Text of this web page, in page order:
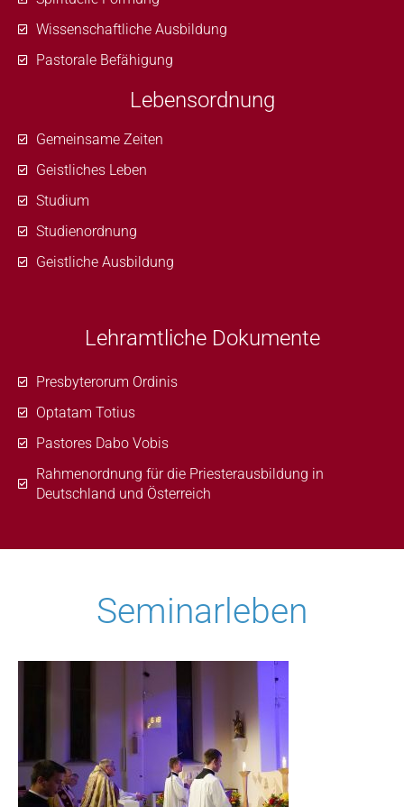
Wissenschaftliche Ausbildung
Pastorale Befähigung
Lebensordnung
Gemeinsame Zeiten
Geistliches Leben
Studium
Studienordnung
Geistliche Ausbildung
Lehramtliche Dokumente
Presbyterorum Ordinis
Optatam Totius
Pastores Dabo Vobis
Rahmenordnung für die Priesterausbildung in
Deutschland und Österreich
Seminarleben